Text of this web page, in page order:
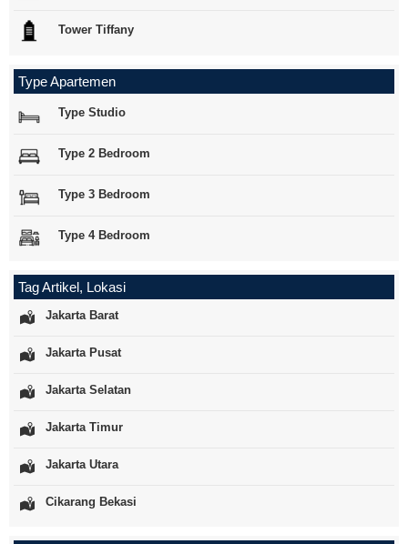
Tower Tiffany
Type Apartemen
Type Studio
Type 2 Bedroom
Type 3 Bedroom
Type 4 Bedroom
Tag Artikel, Lokasi
Jakarta Barat
Jakarta Pusat
Jakarta Selatan
Jakarta Timur
Jakarta Utara
Cikarang Bekasi